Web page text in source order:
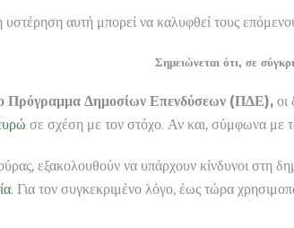
υστέρηση αυτή μπορεί να καλυφθεί τους
Σημειώνεται ότι, σε
Πρόγραμμα Δημοσίων Επενδύσεων (ΠΔΕ), οι
σε σχέση με τον στόχο. Αν και, σύμφωνα με
εξακολουθούν να υπάρχουν κίνδυνοι στη
. Για τον συγκεκριμένο λόγο, έως τώρα